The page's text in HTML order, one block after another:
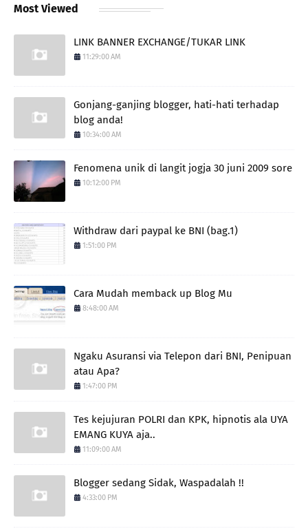
Most Viewed
LINK BANNER EXCHANGE/TUKAR LINK
11:29:00 AM
Gonjang-ganjing blogger, hati-hati terhadap
blog anda!
10:34:00 AM
Fenomena unik di langit jogja 30 juni 2009 sore
10:12:00 PM
Withdraw dari paypal ke BNI (bag.1)
1:51:00 PM
Cara Mudah memback up Blog Mu
8:48:00 AM
Ngaku Asuransi via Telepon dari BNI, Penipuan
atau Apa?
1:47:00 PM
Tes kejujuran POLRI dan KPK, hipnotis ala UYA
EMANG KUYA aja..
11:09:00 AM
Blogger sedang Sidak, Waspadalah !!
4:33:00 PM